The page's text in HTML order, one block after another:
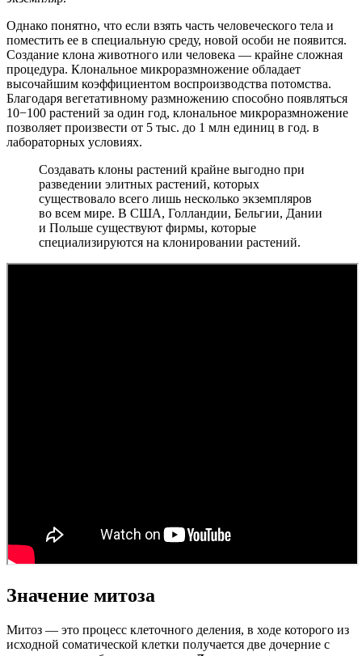
Однако понятно, что если взять часть человеческого тела и
поместить ее в специальную среду, новой особи не появится.
Создание клона животного или человека — крайне сложная
процедура. Клональное микроразмножение обладает
высочайшим коэффициентом воспроизводства потомства.
Благодаря вегетативному размножению способно появляться
10−100 растений за один год, клональное микроразмножение
позволяет произвести от 5 тыс. до 1 млн единиц в год. в
лабораторных условиях.
Создавать клоны растений крайне выгодно при
разведении элитных растений, которых
существовало всего лишь несколько экземпляров
во всем мире. В США, Голландии, Бельгии, Дании
и Польше существуют фирмы, которые
специализируются на клонировании растений.
Значение митоза
Митоз — это процесс клеточного деления, в ходе которого из
исходной соматической клетки получается две дочерние с